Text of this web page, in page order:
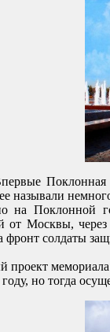
Поклонная
называли
на Поклонной
от Москвы,
фронт солдаты
проект
но тогда